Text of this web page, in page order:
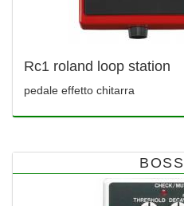
Rc1 roland loop station
pedale effetto chitarra
BOSS